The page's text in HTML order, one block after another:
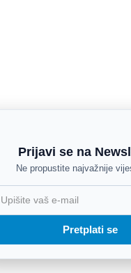
Prijavi se na
Ne propustite najvažnije
Pretplati se